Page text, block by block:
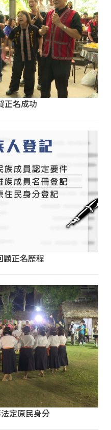
正名成功
顧正名歷程
定原民身分